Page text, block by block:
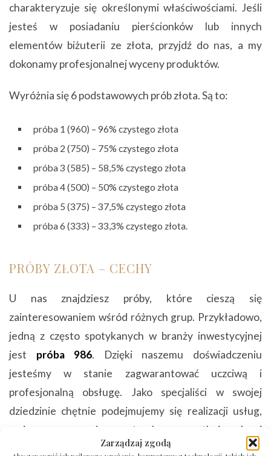
Zarządzaj zgodą
charakteryzuje się określonymi właściwościami. Jeśli
jesteś w posiadaniu pierścionków lub innych
elementów biżuterii ze złota, przyjdź do nas, a my
dokonamy profesjonalnej wyceny produktów.
Wyróżnia się 6 podstawowych prób złota. Są to:
próba 1 (960) – 96% czystego złota
próba 2 (750) – 75% czystego złota
próba 3 (585) – 58,5% czystego złota
próba 4 (500) – 50% czystego złota
próba 5 (375) – 37,5% czystego złota
próba 6 (333) – 33,3% czystego złota.
PRÓBY ZŁOTA – CECHY
U nas znajdziesz próby, które cieszą się
zainteresowaniem wśród różnych grup. Przykładowo,
jedną z często spotykanych w branży inwestycyjnej
jest próba 986. Dzięki naszemu doświadczeniu
jesteśmy w stanie zagwarantować uczciwą i
profesjonalną obsługę. Jako specjaliści w swojej
dziedzinie chętnie podejmujemy się realizacji usług,
mając na uwadze potrzeby początkujących i
doświadczonych inwestorów. Oferujemy wysokie i